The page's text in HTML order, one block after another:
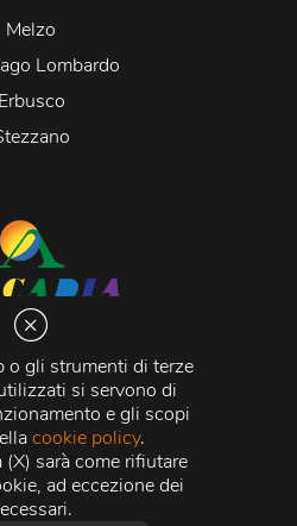
o gli strumenti di terze
si servono di
e gli scopi
cookie policy.
sarà come rifiutare
ad eccezione dei
Melzo
Lombardo
Erbusco
della Libertà 20066 Melzo (MI)
di Milano n. 1427910
di Milano n. 338392 -
| Capitale Sociale
i.v.
S.r.l. 2026 © Tutti i diritti